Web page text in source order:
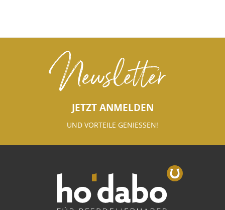
Newsletter
JETZT ANMELDEN
UND VORTEILE GENIESSEN!